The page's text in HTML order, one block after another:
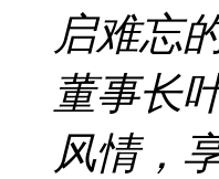
启难忘
董事长
风情，